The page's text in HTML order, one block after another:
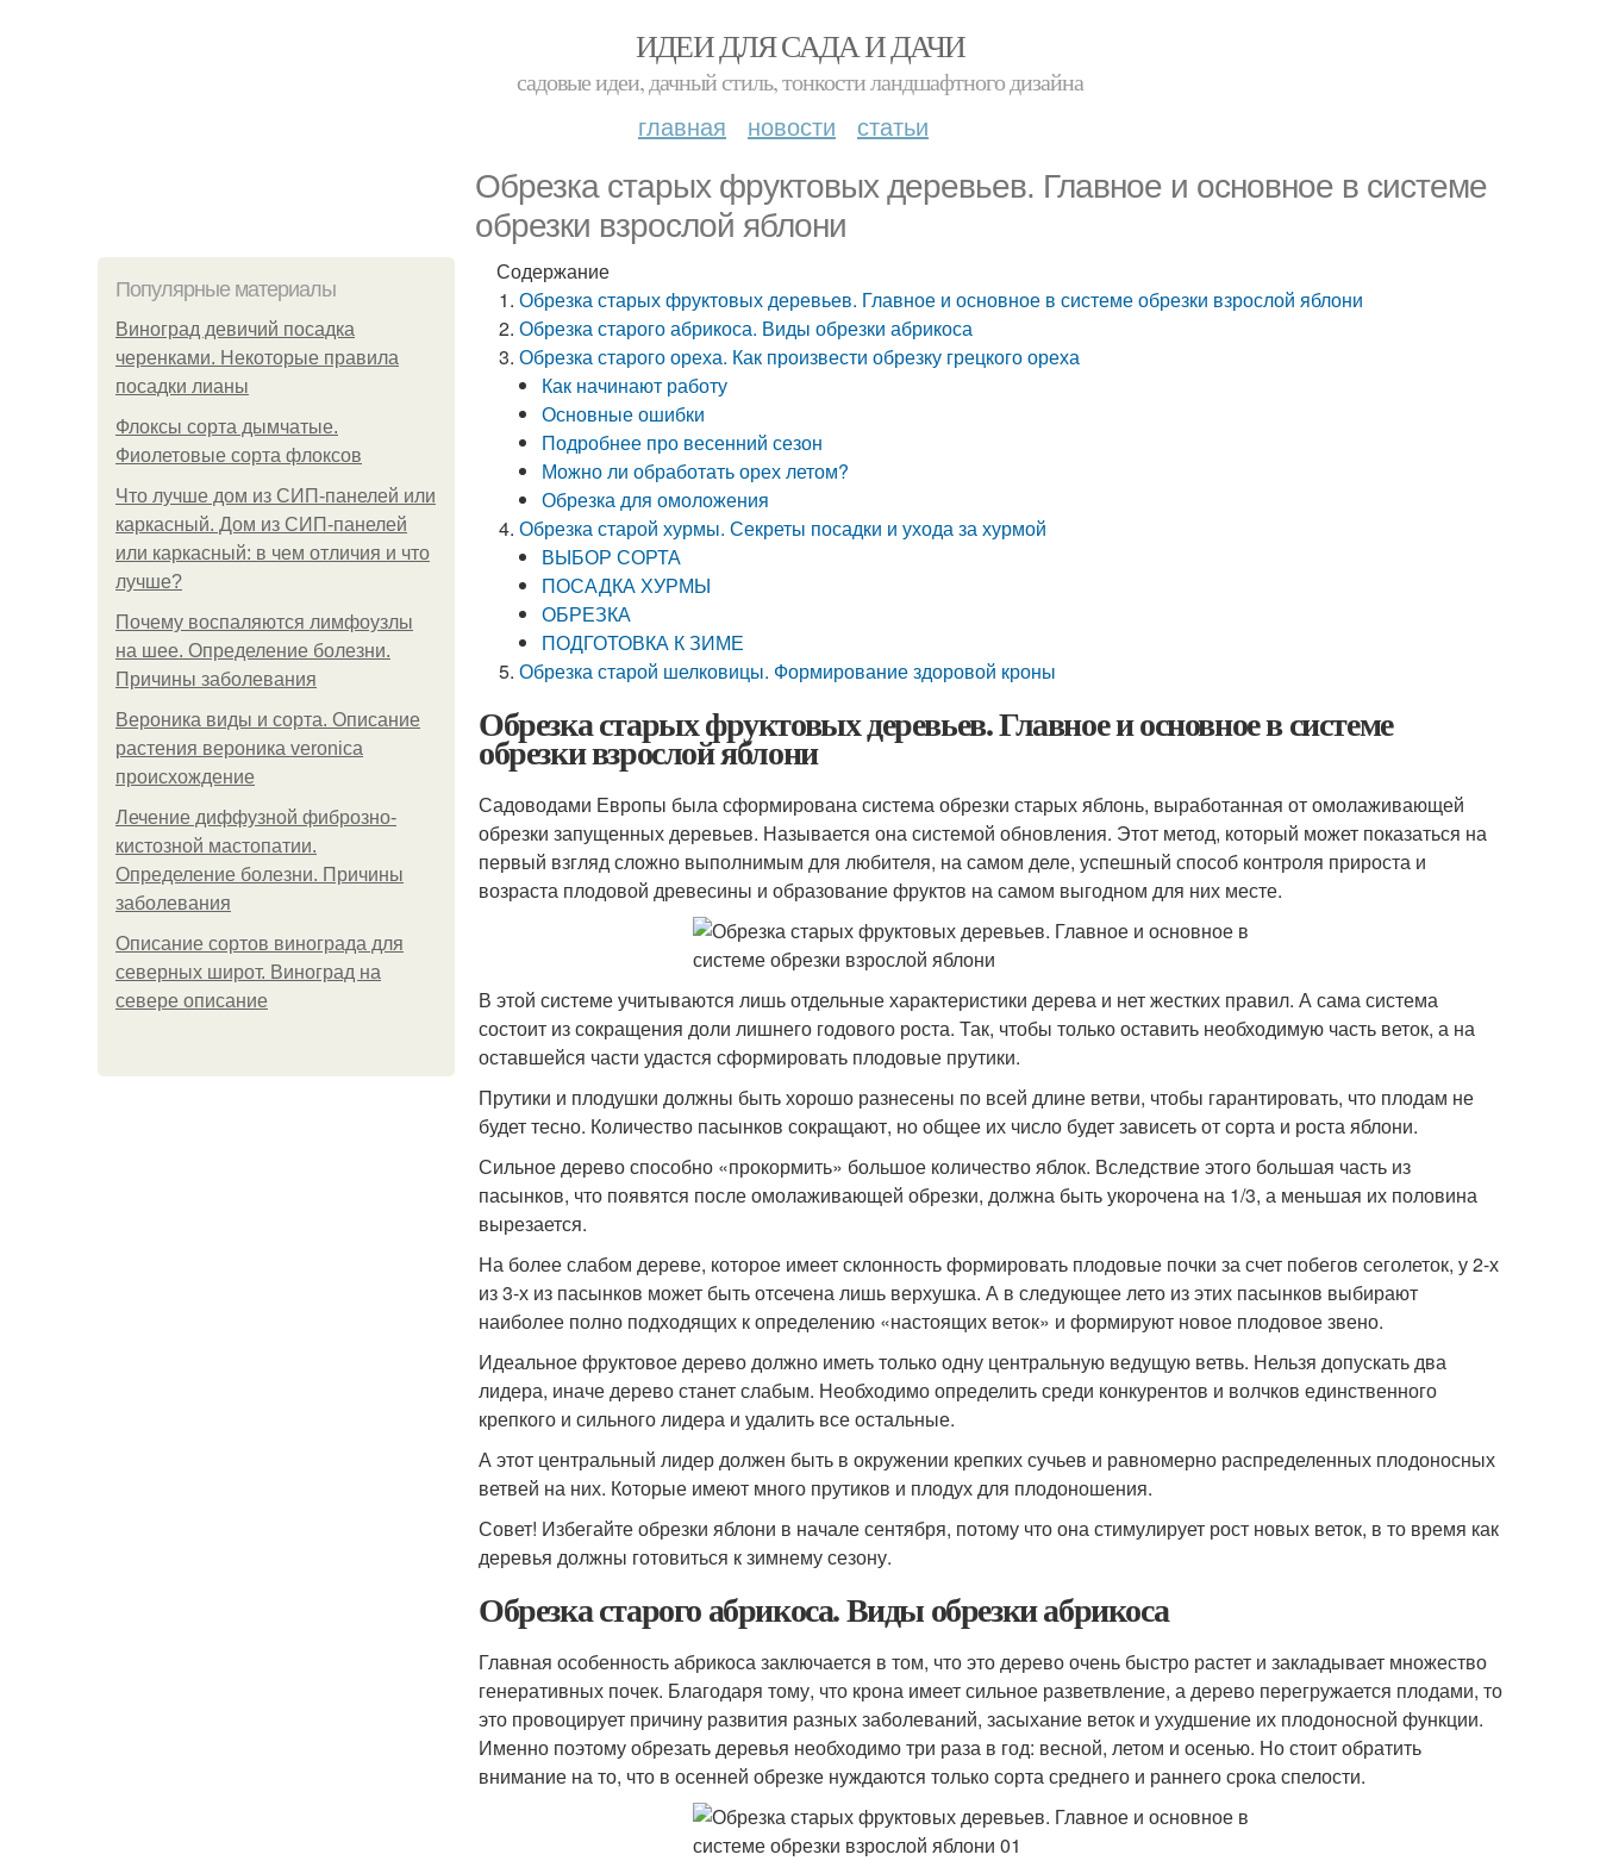
ИДЕИ ДЛЯ САДА И ДАЧИ
садовые идеи, дачный стиль, тонкости ландшафтного дизайна
главная новости статьи
Обрезка старых фруктовых деревьев. Главное и основное в системе
обрезки взрослой яблони
Популярные материалы
Виноград девичий посадка
черенками. Некоторые правила
посадки лианы
Флоксы сорта дымчатые.
Фиолетовые сорта флоксов
Что лучше дом из СИП-панелей или
каркасный. Дом из СИП-панелей
или каркасный: в чем отличия и что
лучше?
Почему воспаляются лимфоузлы
на шее. Определение болезни.
Причины заболевания
Вероника виды и сорта. Описание
растения вероника veronica
происхождение
Лечение диффузной фиброзно-
кистозной мастопатии.
Определение болезни. Причины
заболевания
Описание сортов винограда для
северных широт. Виноград на
севере описание
Содержание
Обрезка старых фруктовых деревьев. Главное и основное в системе обрезки взрослой яблони
Обрезка старого абрикоса. Виды обрезки абрикоса
Обрезка старого ореха. Как произвести обрезку грецкого ореха
Как начинают работу
Основные ошибки
Подробнее про весенний сезон
Можно ли обработать орех летом?
Обрезка для омоложения
Обрезка старой хурмы. Секреты посадки и ухода за хурмой
ВЫБОР СОРТА
ПОСАДКА ХУРМЫ
ОБРЕЗКА
ПОДГОТОВКА К ЗИМЕ
Обрезка старой шелковицы. Формирование здоровой кроны
Обрезка старых фруктовых деревьев. Главное и основное в системе
обрезки взрослой яблони
Садоводами Европы была сформирована система обрезки старых яблонь, выработанная от омолаживающей
обрезки запущенных деревьев. Называется она системой обновления. Этот метод, который может показаться на
первый взгляд сложно выполнимым для любителя, на самом деле, успешный способ контроля прироста и
возраста плодовой древесины и образование фруктов на самом выгодном для них месте.
В этой системе учитываются лишь отдельные характеристики дерева и нет жестких правил. А сама система
состоит из сокращения доли лишнего годового роста. Так, чтобы только оставить необходимую часть веток, а на
оставшейся части удастся сформировать плодовые прутики.
Прутики и плодушки должны быть хорошо разнесены по всей длине ветви, чтобы гарантировать, что плодам не
будет тесно. Количество пасынков сокращают, но общее их число будет зависеть от сорта и роста яблони.
Сильное дерево способно «прокормить» большое количество яблок. Вследствие этого большая часть из
пасынков, что появятся после омолаживающей обрезки, должна быть укорочена на 1/3, а меньшая их половина
вырезается.
На более слабом дереве, которое имеет склонность формировать плодовые почки за счет побегов сеголеток, у 2-х
из 3-х из пасынков может быть отсечена лишь верхушка. А в следующее лето из этих пасынков выбирают
наиболее полно подходящих к определению «настоящих веток» и формируют новое плодовое звено.
Идеальное фруктовое дерево должно иметь только одну центральную ведущую ветвь. Нельзя допускать два
лидера, иначе дерево станет слабым. Необходимо определить среди конкурентов и волчков единственного
крепкого и сильного лидера и удалить все остальные.
А этот центральный лидер должен быть в окружении крепких сучьев и равномерно распределенных плодоносных
ветвей на них. Которые имеют много прутиков и плодух для плодоношения.
Совет! Избегайте обрезки яблони в начале сентября, потому что она стимулирует рост новых веток, в то время как
деревья должны готовиться к зимнему сезону.
Обрезка старого абрикоса. Виды обрезки абрикоса
Главная особенность абрикоса заключается в том, что это дерево очень быстро растет и закладывает множество
генеративных почек. Благодаря тому, что крона имеет сильное разветвление, а дерево перегружается плодами, то
это провоцирует причину развития разных заболеваний, засыхание веток и ухудшение их плодоносной функции.
Именно поэтому обрезать деревья необходимо три раза в год: весной, летом и осенью. Но стоит обратить
внимание на то, что в осенней обрезке нуждаются только сорта среднего и раннего срока спелости.